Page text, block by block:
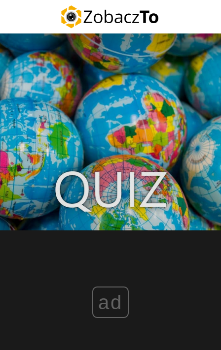
ad